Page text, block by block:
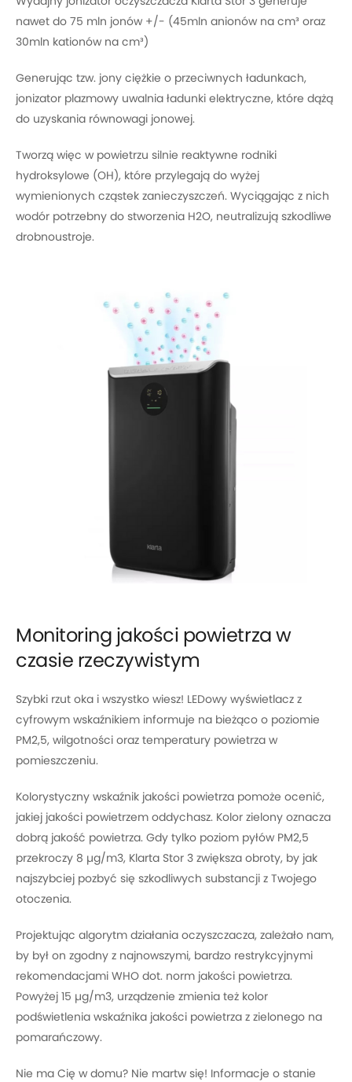
nawet do 75 mln jonów +/- (45mln anionów na cm³ oraz
30mln kationów na cm³)
Generując tzw. jony ciężkie o przeciwnych ładunkach,
jonizator plazmowy uwalnia ładunki elektryczne, które dążą
do uzyskania równowagi jonowej.
Tworzą więc w powietrzu silnie reaktywne rodniki
hydroksylowe (OH), które przylegają do wyżej
wymienionych cząstek zanieczyszczeń. Wyciągając z nich
wodór potrzebny do stworzenia H2O, neutralizują szkodliwe
drobnoustroje.
Monitoring jakości powietrza w
czasie rzeczywistym
Szybki rzut oka i wszystko wiesz! LEDowy wyświetlacz z
cyfrowym wskaźnikiem informuje na bieżąco o poziomie
PM2,5, wilgotności oraz temperatury powietrza w
pomieszczeniu.
Kolorystyczny wskaźnik jakości powietrza pomoże ocenić,
jakiej jakości powietrzem oddychasz. Kolor zielony oznacza
dobrą jakość powietrza. Gdy tylko poziom pyłów PM2,5
przekroczy 8 µg/m3, Klarta Stor 3 zwiększa obroty, by jak
najszybciej pozbyć się szkodliwych substancji z Twojego
otoczenia.
Projektując algorytm działania oczyszczacza, zależało nam,
by był on zgodny z najnowszymi, bardzo restrykcyjnymi
rekomendacjami WHO dot. norm jakości powietrza.
Powyżej 15 µg/m3, urządzenie zmienia też kolor
podświetlenia wskaźnika jakości powietrza z zielonego na
pomarańczowy.
Nie ma Cię w domu? Nie martw się! Informacje o stanie